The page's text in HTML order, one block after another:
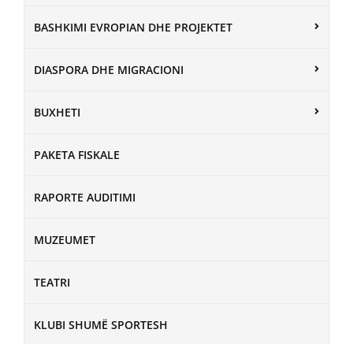
BASHKIMI EVROPIAN DHE PROJEKTET
DIASPORA DHE MIGRACIONI
BUXHETI
PAKETA FISKALE
RAPORTE AUDITIMI
MUZEUMET
TEATRI
KLUBI SHUMË SPORTESH